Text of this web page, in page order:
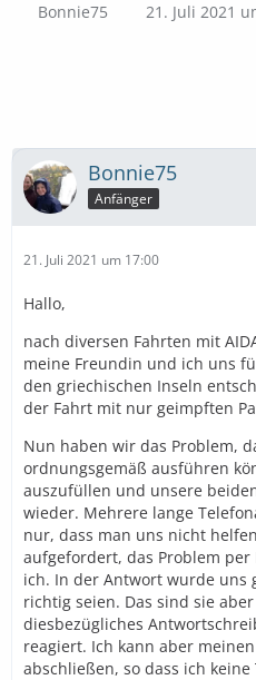
Bonnie75 21. Juli 2021
Bonnie75
Anfänger
21. Juli 2021 um 17:00
Hallo,
nach diversen Fahrten mit
meine Freundin und ich uns
den griechischen Inseln
der Fahrt mit nur geimpften
Nun haben wir das Problem,
ordnungsgemäß ausführen
auszufüllen und unsere
wieder. Mehrere lange
nur, dass man uns nicht
aufgefordert, das Problem
ich. In der Antwort wurde uns
richtig seien. Das sind sie
diesbezügliches
reagiert. Ich kann aber
abschließen, so dass ich keine